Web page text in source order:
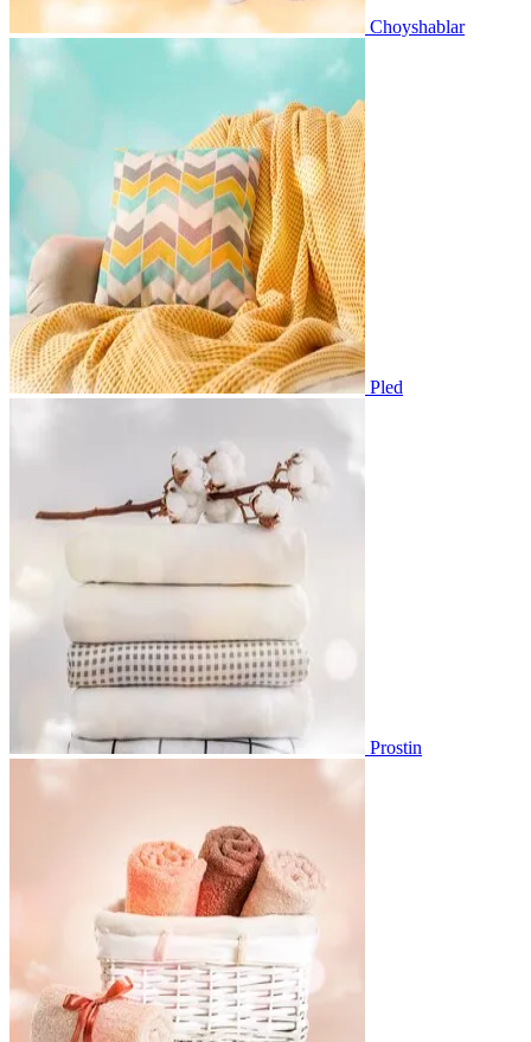
Choyshablar
Pled
Prostin